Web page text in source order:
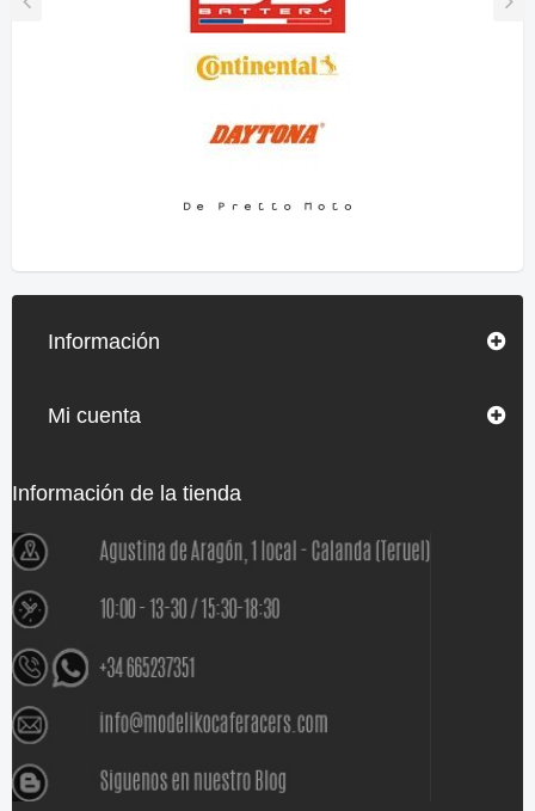
Información
Mi cuenta
Información de la tienda